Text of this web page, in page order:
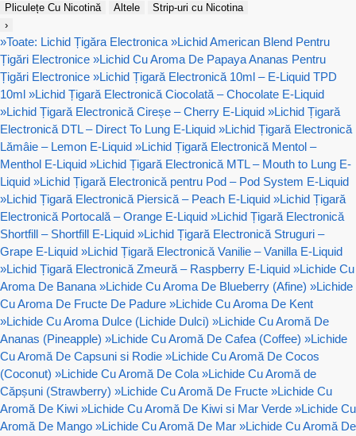
Pliculețe Cu Nicotină
Altele
Strip-uri cu Nicotina
›
»Toate: Lichid Țigăra Electronica »Lichid American Blend Pentru
Țigări Electronice »Lichid Cu Aroma De Papaya Ananas Pentru
Țigări Electronice »Lichid Țigară Electronică 10ml – E-Liquid TPD
10ml »Lichid Țigară Electronică Ciocolată – Chocolate E-Liquid
»Lichid Țigară Electronică Cireșe – Cherry E-Liquid »Lichid Țigară
Electronică DTL – Direct To Lung E-Liquid »Lichid Țigară Electronică
Lămâie – Lemon E-Liquid »Lichid Țigară Electronică Mentol –
Menthol E-Liquid »Lichid Țigară Electronică MTL – Mouth to Lung E-
Liquid »Lichid Țigară Electronică pentru Pod – Pod System E-Liquid
»Lichid Țigară Electronică Piersică – Peach E-Liquid »Lichid Țigară
Electronică Portocală – Orange E-Liquid »Lichid Țigară Electronică
Shortfill – Shortfill E-Liquid »Lichid Țigară Electronică Struguri –
Grape E-Liquid »Lichid Țigară Electronică Vanilie – Vanilla E-Liquid
»Lichid Țigară Electronică Zmeură – Raspberry E-Liquid »Lichide Cu
Aroma De Banana »Lichide Cu Aroma De Blueberry (Afine) »Lichide
Cu Aroma De Fructe De Padure »Lichide Cu Aroma De Kent
»Lichide Cu Aroma Dulce (Lichide Dulci) »Lichide Cu Aromă De
Ananas (Pineapple) »Lichide Cu Aromă De Cafea (Coffee) »Lichide
Cu Aromă De Capsuni si Rodie »Lichide Cu Aromă De Cocos
(Coconut) »Lichide Cu Aromă De Cola »Lichide Cu Aromă de
Căpșuni (Strawberry) »Lichide Cu Aromă De Fructe »Lichide Cu
Aromă De Kiwi »Lichide Cu Aromă De Kiwi si Mar Verde »Lichide Cu
Aromă De Mango »Lichide Cu Aromă De Mar »Lichide Cu Aromă De